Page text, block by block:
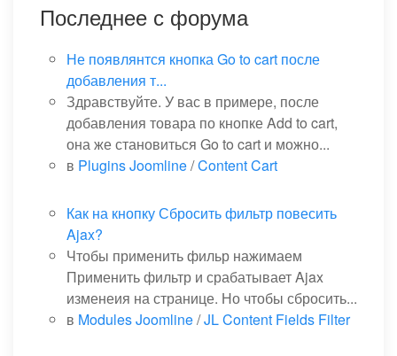
Последнее с форума
Не появлянтся кнопка Go to cart после
добавления т...
Здравствуйте. У вас в примере, после
добавления товара по кнопке Add to cart,
она же становиться Go to cart и можно...
в Plugins Joomline/Content Cart
Как на кнопку Сбросить фильтр повесить
Ajax?
Чтобы применить фильр нажимаем
Применить фильтр и срабатывает Ajax
изменеия на странице. Но чтобы сбросить...
в Modules Joomline/JL Content Fields Filter